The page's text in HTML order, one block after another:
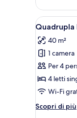
2
camere
da
Apri
tutte
le
foto
per
Deluxe
7
Quadrupla
40 m²
1 camera
Per 4
4 letti
Wi-Fi
Scopri di più
Altri